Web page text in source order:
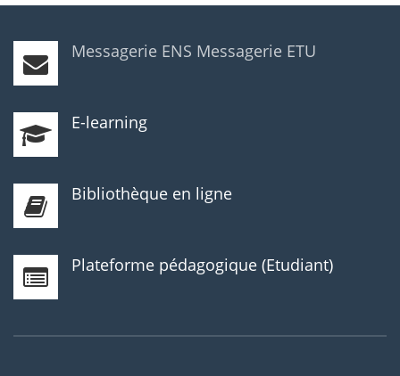
Messagerie ENS Messagerie ETU
E-learning
Bibliothèque en ligne
Plateforme pédagogique (Etudiant)